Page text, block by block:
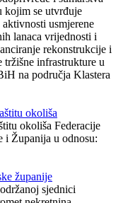
kojim se utvrđuje
usmjerene
lanaca vrijednosti i
rekonstrukcije i
infrastrukture u
na područja Klastera
okoliša
okoliša Federacije
i Županija u odnosu:
županije
sjednici